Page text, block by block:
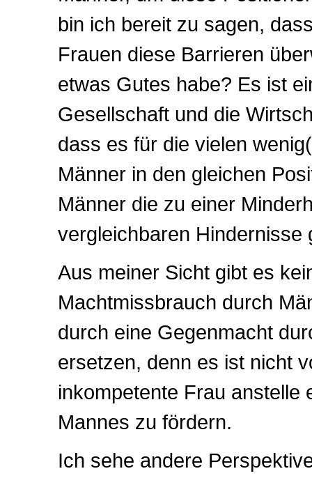
bin ich bereit zu sagen,
Frauen diese Barrieren
etwas Gutes habe? Es ist
Gesellschaft und die
dass es für die vielen
Männer in den gleichen
Männer die zu einer
vergleichbaren Hindernisse
Aus meiner Sicht gibt es
Machtmissbrauch durch
durch eine Gegenmacht
ersetzen, denn es ist nicht
inkompetente Frau anstelle
Mannes zu fördern.
Ich sehe andere